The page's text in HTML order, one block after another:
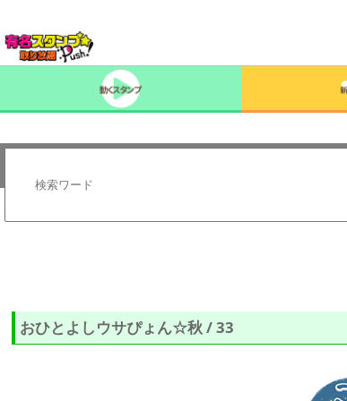
おひとよしウサぴょん☆秋 / 33